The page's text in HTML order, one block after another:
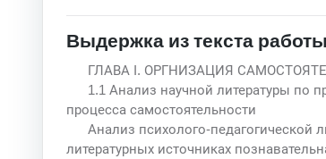
Выдержка из текста работы
ГЛАВА I. ОРГНИЗАЦИЯ
1.1 Анализ научной литературы по
процесса самостоятельности
Анализ психолого-педагогической
литературных источниках